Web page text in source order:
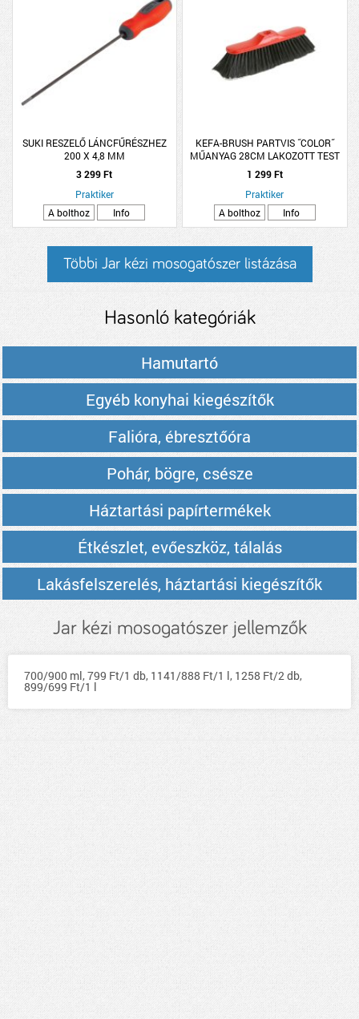
SUKI RESZELŐ LÁNCFŰRÉSZHEZ
200 X 4,8 MM
3 299 Ft
Praktiker
A bolthoz
Info
KEFA-BRUSH PARTVIS ˝COLOR˝
MŰANYAG 28CM LAKOZOTT TEST
1 299 Ft
Praktiker
A bolthoz
Info
Többi Jar kézi mosogatószer listázása
Hasonló kategóriák
Hamutartó
Egyéb konyhai kiegészítők
Falióra, ébresztőóra
Pohár, bögre, csésze
Háztartási papírtermékek
Étkészlet, evőeszköz, tálalás
Lakásfelszerelés, háztartási kiegészítők
Jar kézi mosogatószer jellemzők
700/900 ml, 799 Ft/1 db, 1141/888 Ft/1 l, 1258 Ft/2 db,
899/699 Ft/1 l